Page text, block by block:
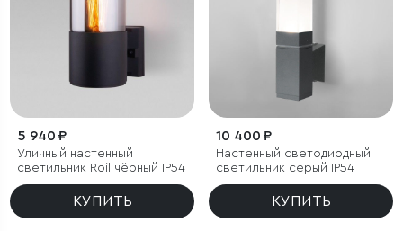
5 940 ₽
Уличный настенный
светильник Roil чёрный IP54
КУПИТЬ
10 400 ₽
Настенный светодиодный
светильник cерый IP54
КУПИТЬ